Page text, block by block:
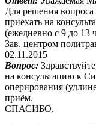
Для решения
приехать на
(ежедневно с 9 до 13
Зав. центром
02.11.2015
Вопрос:
на консультацию к
оперирования
приём.
СПАСИБО.